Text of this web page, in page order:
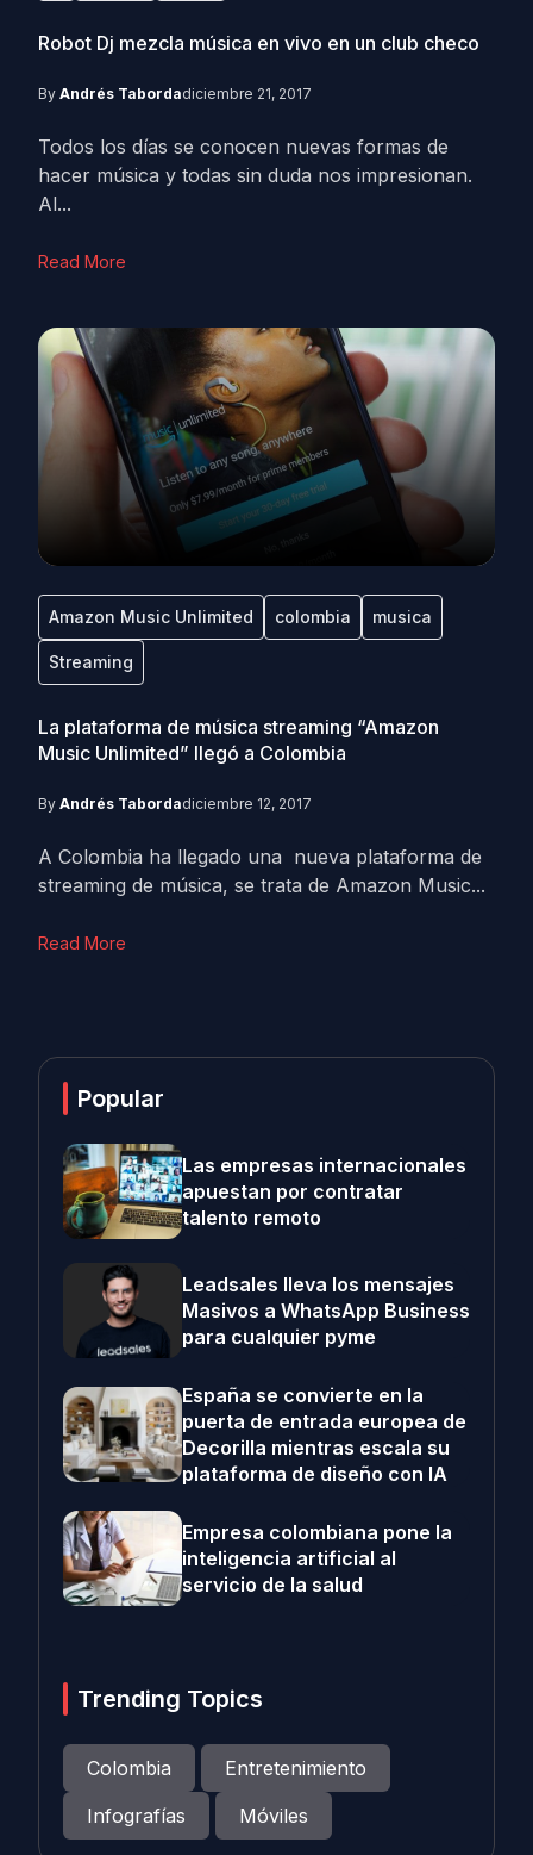
Robot Dj mezcla música en vivo en un club checo
By Andrés Tabordadiciembre 21, 2017
Todos los días se conocen nuevas formas de
hacer música y todas sin duda nos impresionan.
Al...
Read More
Amazon Music Unlimited colombia musica
Streaming
La plataforma de música streaming “Amazon
Music Unlimited” llegó a Colombia
By Andrés Tabordadiciembre 12, 2017
A Colombia ha llegado una nueva plataforma de
streaming de música, se trata de Amazon Music...
Read More
Popular
Las empresas internacionales
apuestan por contratar
talento remoto
Leadsales lleva los mensajes
Masivos a WhatsApp Business
para cualquier pyme
España se convierte en la
puerta de entrada europea de
Decorilla mientras escala su
plataforma de diseño con IA
Empresa colombiana pone la
inteligencia artificial al
servicio de la salud
Trending Topics
Colombia
Entretenimiento
Infografías
Móviles